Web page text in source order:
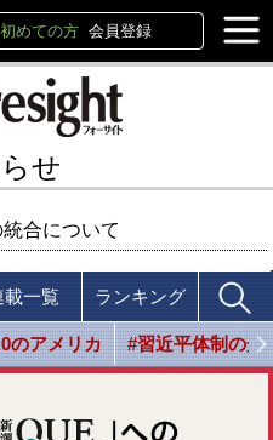
初めての方 会員登録
せ
合について
載一覧 ランキング
のアメリカ #習近平体制の光